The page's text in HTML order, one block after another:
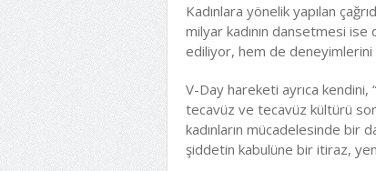
Kadınlara yönelik yapılan
milyar kadının dansetmesi
ediliyor, hem de deneyimlerini
V-Day hareketi ayrıca
tecavüz ve tecavüz kültürü
kadınların mücadelesinde bir
şiddetin kabulüne bir itiraz,